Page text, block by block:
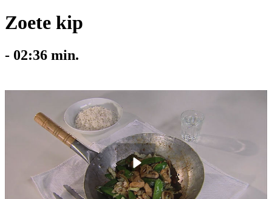
Zoete kip
- 02:36 min.